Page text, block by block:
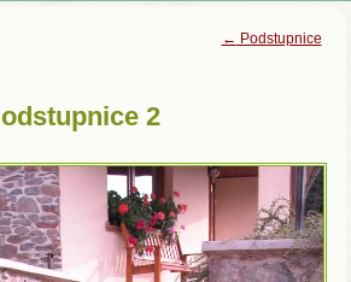
← Podstupnice
odstupnice 2